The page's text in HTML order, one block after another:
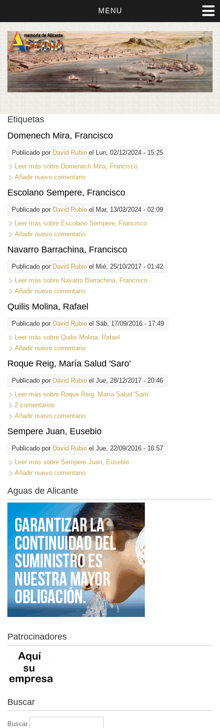
MENU
Etiquetas
Domenech Mira, Francisco
Publicado por David Rubio el Lun, 02/12/2024 - 15:25
Leer más sobre Domenech Mira, Francisco
Añadir nuevo comentario
Escolano Sempere, Francisco
Publicado por David Rubio el Mar, 13/02/2024 - 02:09
Leer más sobre Escolano Sempere, Francisco
Añadir nuevo comentario
Navarro Barrachina, Francisco
Publicado por David Rubio el Mié, 25/10/2017 - 01:42
Leer más sobre Navarro Barrachina, Francisco
Añadir nuevo comentario
Quilis Molina, Rafael
Publicado por David Rubio el Sáb, 17/09/2016 - 17:49
Leer más sobre Quilis Molina, Rafael
Añadir nuevo comentario
Roque Reig, María Salud 'Saro'
Publicado por David Rubio el Jue, 28/12/2017 - 20:46
Leer más sobre Roque Reig, María Salud 'Saro'
2 comentarios
Añadir nuevo comentario
Sempere Juan, Eusebio
Publicado por David Rubio el Jue, 22/09/2016 - 16:57
Leer más sobre Sempere Juan, Eusebio
Añadir nuevo comentario
Aguas de Alicante
Patrocinadores
Buscar
Buscar